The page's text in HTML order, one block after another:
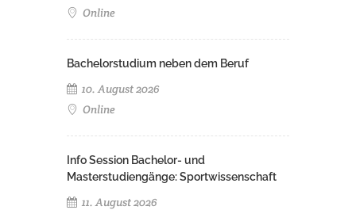
Online
Bachelorstudium neben dem Beruf
10. August 2026
Online
Info Session Bachelor- und
Masterstudiengänge: Sportwissenschaft
11. August 2026